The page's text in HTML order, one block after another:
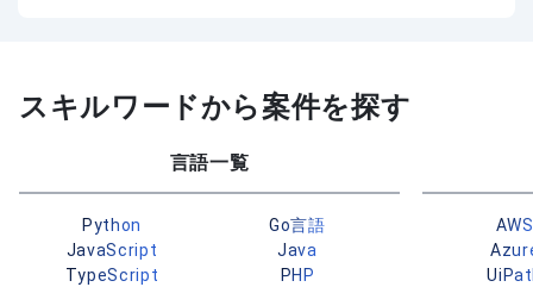
スキルワードから案件を探す
言語一覧
Python
Go言語
JavaScript
Java
TypeScript
PHP
AWS